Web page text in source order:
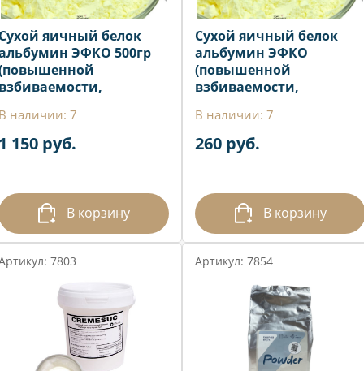
яичный белок
ЭФКО 500гр
наличии: 7
150 руб.
В корзину
Сухой яичный белок
альбумин ЭФКО
(повышенной
взбиваемости,
В наличии: 7
260 руб.
В корзину
7803 Артикул: 7854